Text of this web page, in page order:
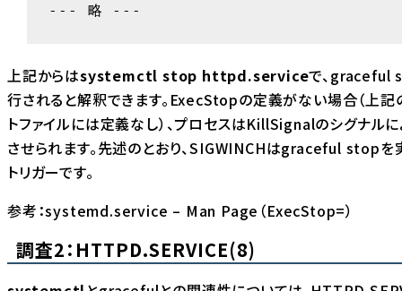
--- 略 ---
上記からはsystemctl stop httpd.serviceで、graceful
行されると解釈できます。ExecStopの定義がない場合（上記
トファイルには定義なし）、プロセスはKillSignalのシグナル
させられます。先述のとおり、SIGWINCHはgraceful stopを
トリガーです。
参考：systemd.service – Man Page（ExecStop=）
調査2：HTTPD.SERVICE(8)